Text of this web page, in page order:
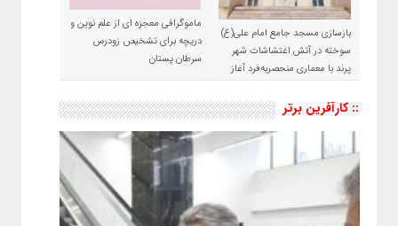
بازسازی مسجد جامع امام علی(ع)
سوخته در آتش اغتشاشات شهر
پرند با معماری منحصربه‌فرد آغاز
ماموگرافی معجزه ای از علم نوین و
دریچه برای تشخیص زودرس
سرطان پستان
:: کارآفرین برتر